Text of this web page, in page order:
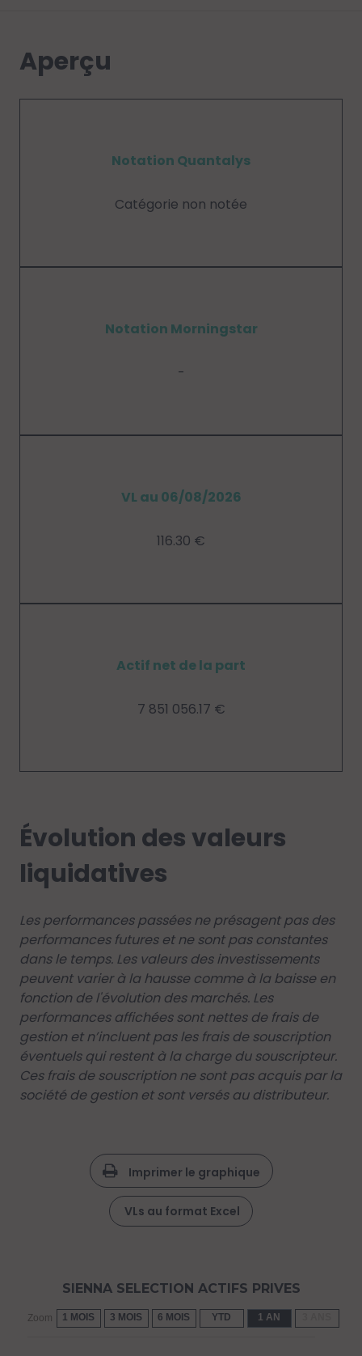
Aperçu
Notation Quantalys
Catégorie non notée
Notation Morningstar
-
VL au 06/08/2026
116.30 €
Actif net de la part
7 851 056.17 €
Évolution des valeurs
liquidatives
Les performances passées ne présagent pas des
performances futures et ne sont pas constantes
dans le temps. Les valeurs des investissements
peuvent varier à la hausse comme à la baisse en
fonction de l'évolution des marchés. Les
performances affichées sont nettes de frais de
gestion et n’incluent pas les frais de souscription
éventuels qui restent à la charge du souscripteur.
Ces frais de souscription ne sont pas acquis par la
société de gestion et sont versés au distributeur.
Imprimer le graphique
VLs au format Excel
Zoom 1 MOIS 3 MOIS 6 MOIS YTD 1 AN
SIENNA SELECTION ACTIFS PRIVES